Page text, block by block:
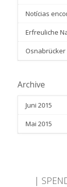
Notícias
Erfreuliche
Archive
Juni 2015
Mai 2015
|